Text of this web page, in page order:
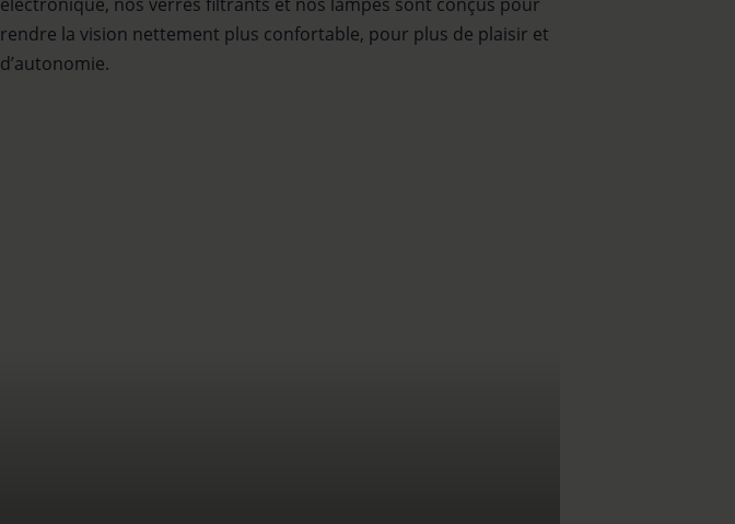
rendre la vision nettement plus confortable, pour plus de plaisir et
d’autonomie.